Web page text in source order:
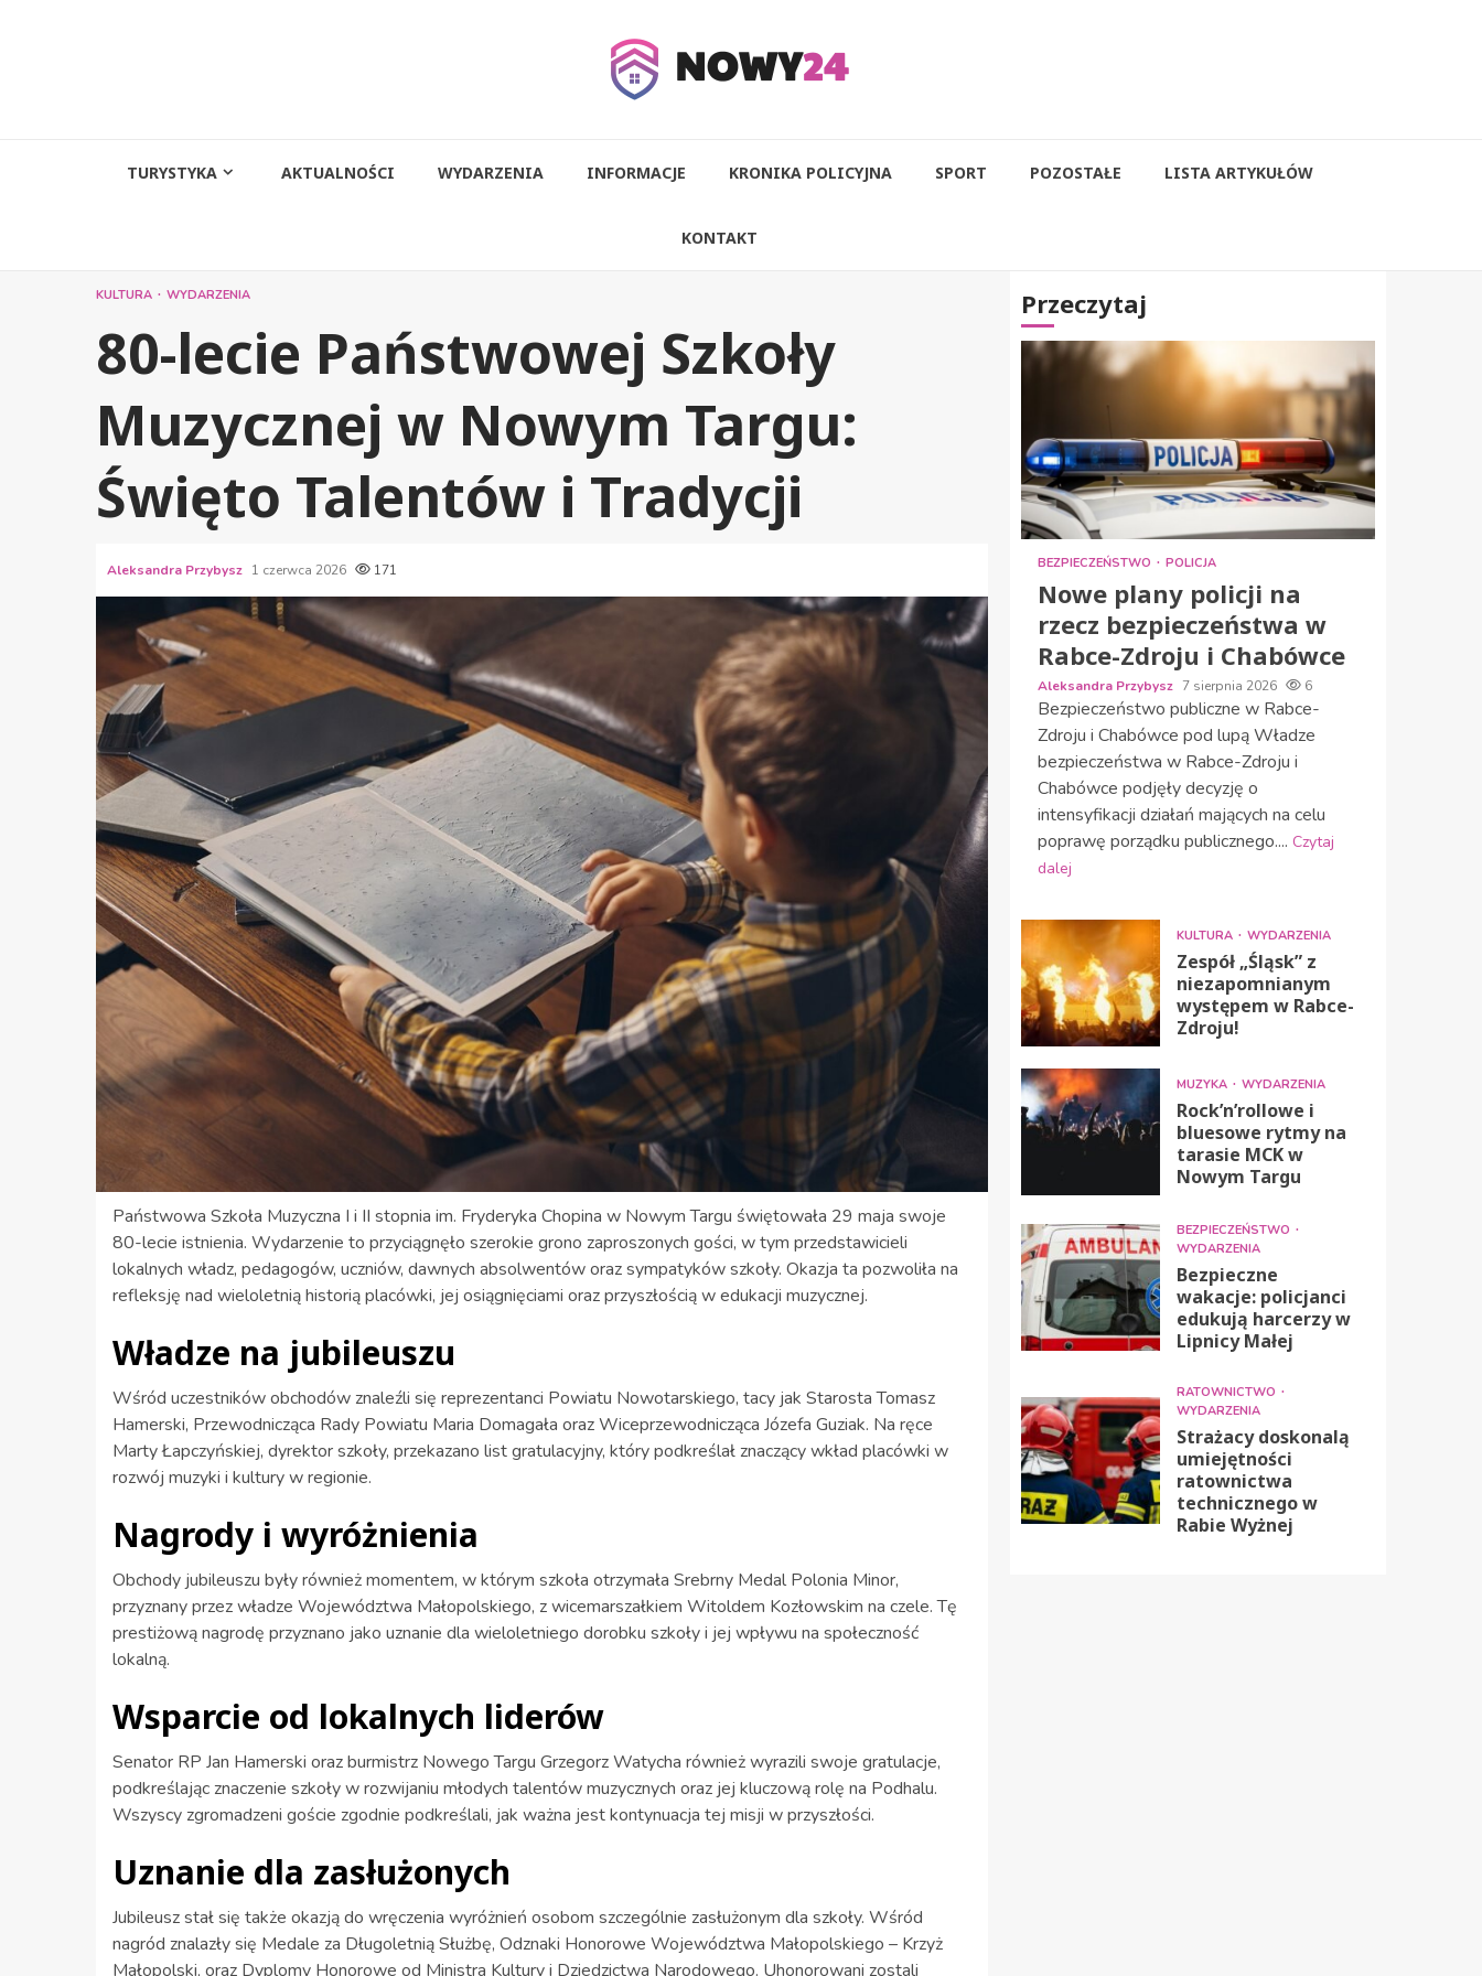
TURYSTYKA AKTUALNOŚCI WYDARZENIA INFORMACJE KRONIKA POLICYJNA SPORT POZOSTAŁE LISTA ARTYKUŁÓW
KONTAKT
KULTURA WYDARZENIA
80-lecie Państwowej Szkoły
Muzycznej w Nowym Targu:
Święto Talentów i Tradycji
Aleksandra Przybysz 1 czerwca 2026 171
Państwowa Szkoła Muzyczna I i II stopnia im. Fryderyka Chopina w Nowym Targu świętowała 29 maja swoje
80-lecie istnienia. Wydarzenie to przyciągnęło szerokie grono zaproszonych gości, w tym przedstawicieli
lokalnych władz, pedagogów, uczniów, dawnych absolwentów oraz sympatyków szkoły. Okazja ta pozwoliła na
refleksję nad wieloletnią historią placówki, jej osiągnięciami oraz przyszłością w edukacji muzycznej.
Władze na jubileuszu
Wśród uczestników obchodów znaleźli się reprezentanci Powiatu Nowotarskiego, tacy jak Starosta Tomasz
Hamerski, Przewodnicząca Rady Powiatu Maria Domagała oraz Wiceprzewodnicząca Józefa Guziak. Na ręce
Marty Łapczyńskiej, dyrektor szkoły, przekazano list gratulacyjny, który podkreślał znaczący wkład placówki w
rozwój muzyki i kultury w regionie.
Nagrody i wyróżnienia
Obchody jubileuszu były również momentem, w którym szkoła otrzymała Srebrny Medal Polonia Minor,
przyznany przez władze Województwa Małopolskiego, z wicemarszałkiem Witoldem Kozłowskim na czele. Tę
prestiżową nagrodę przyznano jako uznanie dla wieloletniego dorobku szkoły i jej wpływu na społeczność
lokalną.
Wsparcie od lokalnych liderów
Senator RP Jan Hamerski oraz burmistrz Nowego Targu Grzegorz Watycha również wyrazili swoje gratulacje,
podkreślając znaczenie szkoły w rozwijaniu młodych talentów muzycznych oraz jej kluczową rolę na Podhalu.
Wszyscy zgromadzeni goście zgodnie podkreślali, jak ważna jest kontynuacja tej misji w przyszłości.
Uznanie dla zasłużonych
Jubileusz stał się także okazją do wręczenia wyróżnień osobom szczególnie zasłużonym dla szkoły. Wśród
nagród znalazły się Medale za Długoletnią Służbę, Odznaki Honorowe Województwa Małopolskiego – Krzyż
Małopolski, oraz Dyplomy Honorowe od Ministra Kultury i Dziedzictwa Narodowego. Uhonorowani zostali
Przeczytaj
BEZPIECZEŃSTWO POLICJA
Nowe plany policji na
rzecz bezpieczeństwa w
Rabce-Zdroju i Chabówce
Aleksandra Przybysz 7 sierpnia 2026 6
Bezpieczeństwo publiczne w Rabce-
Zdroju i Chabówce pod lupą Władze
bezpieczeństwa w Rabce-Zdroju i
Chabówce podjęły decyzję o
intensyfikacji działań mających na celu
poprawę porządku publicznego.... Czytaj
dalej
KULTURA WYDARZENIA
Zespół „Śląsk” z
niezapomnianym
występem w Rabce-
Zdroju!
MUZYKA WYDARZENIA
Rock’n’rollowe i
bluesowe rytmy na
tarasie MCK w
Nowym Targu
BEZPIECZEŃSTWO
WYDARZENIA
Bezpieczne
wakacje: policjanci
edukują harcerzy w
Lipnicy Małej
RATOWNICTWO
WYDARZENIA
Strażacy doskonalą
umiejętności
ratownictwa
technicznego w
Rabie Wyżnej